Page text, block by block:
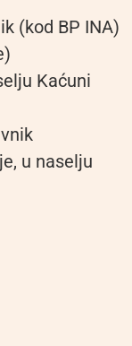
(kod BP INA)
Kaćuni
u naselju